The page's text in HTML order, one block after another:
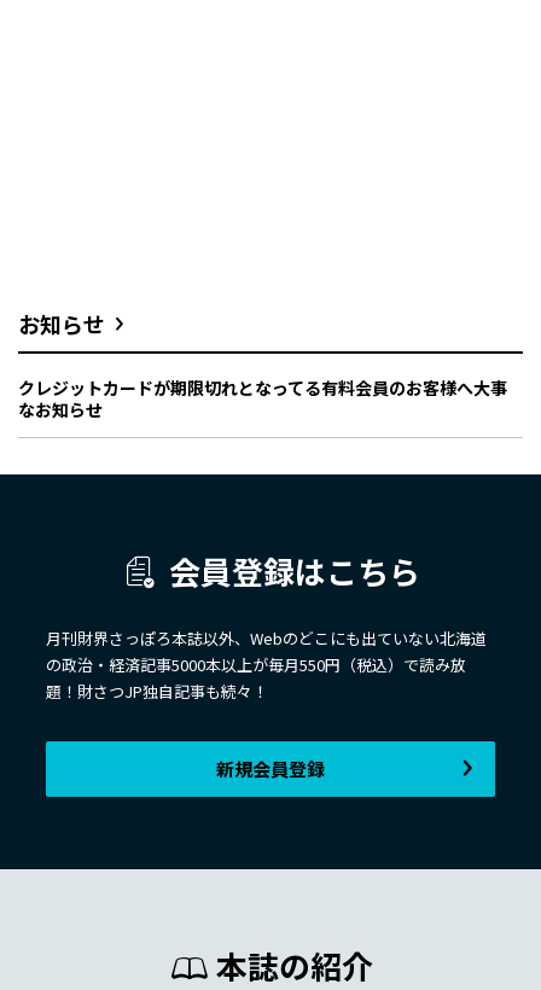
お知らせ
クレジットカードが期限切れとなってる有料会員のお客様へ大事
なお知らせ
会員登録はこちら
月刊財界さっぽろ本誌以外、Webのどこにも出ていない北海道
の政治・経済記事5000本以上が毎月550円（税込）で読み放
題！財さつJP独自記事も続々！
新規会員登録
本誌の紹介